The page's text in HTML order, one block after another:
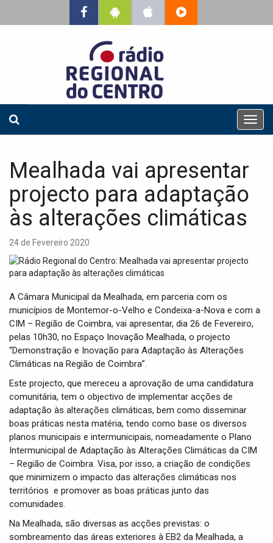
T
o
n
Mealhada vai apresentar
projecto para adaptação
às alterações climáticas
24 de Fevereiro 2020
A Câmara Municipal da Mealhada, em parceria com os
municípios de Montemor-o-Velho e Condeixa-a-Nova e com a
CIM – Região de Coimbra, vai apresentar, dia 26 de Fevereiro,
pelas 10h30, no Espaço Inovação Mealhada, o projecto
“Demonstração e Inovação para Adaptação às Alterações
Climáticas na Região de Coimbra”.
Este projecto, que mereceu a aprovação de uma candidatura
comunitária, tem o objectivo de implementar acções de
adaptação às alterações climáticas, bem como disseminar
boas práticas nesta matéria, tendo como base os diversos
planos municipais e intermunicipais, nomeadamente o Plano
Intermunicipal de Adaptação às Alterações Climáticas da CIM
– Região de Coimbra. Visa, por isso, a criação de condições
que minimizem o impacto das alterações climáticas nos
territórios e promover as boas práticas junto das
comunidades.
Na Mealhada, são diversas as acções previstas: o
sombreamento das áreas exteriores à EB2 da Mealhada, a